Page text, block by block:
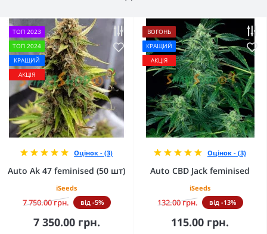
ТОП 2023
ТОП 2024
КРАЩИЙ
АКЦІЯ
Оцінок - (3)
Auto Ak 47 feminised (50 шт)
iSeeds
7 750.00 грн. від -5%
7 350.00 грн.
ВОГОНЬ
КРАЩИЙ
АКЦІЯ
Оцінок - (3)
Auto CBD Jack feminised
iSeeds
132.00 грн. від -13%
115.00 грн.